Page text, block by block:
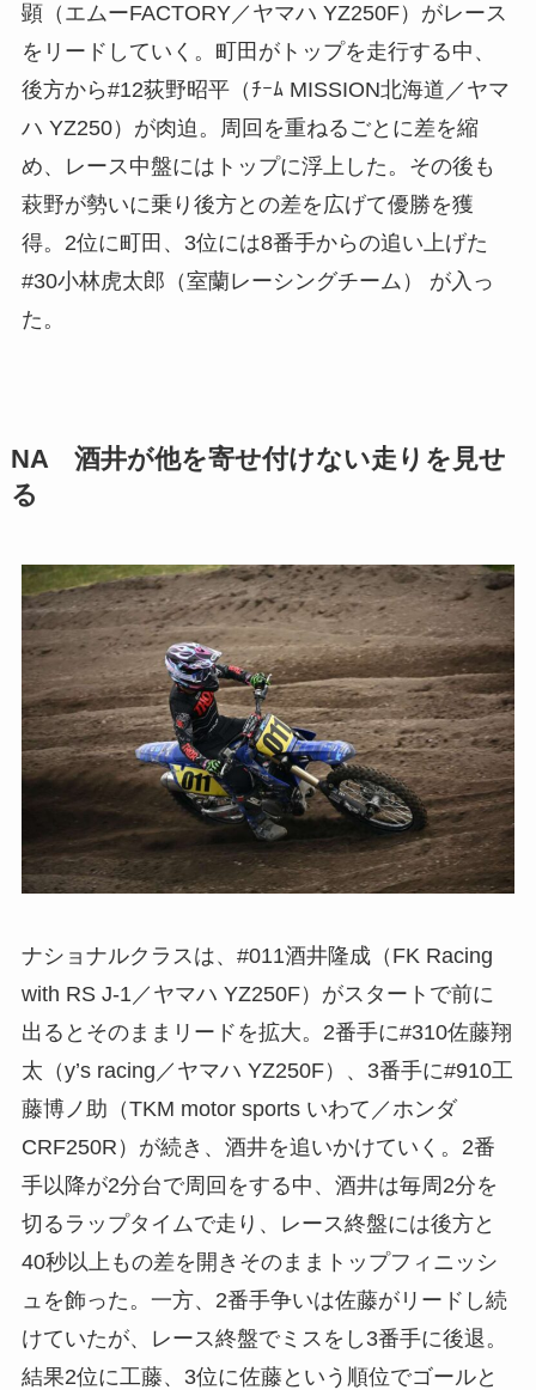
顕（エムーFACTORY／ヤマハ YZ250F）がレース
をリードしていく。町田がトップを走行する中、
後方から#12荻野昭平（ﾁｰﾑ MISSION北海道／ヤマ
ハ YZ250）が肉迫。周回を重ねるごとに差を縮
め、レース中盤にはトップに浮上した。その後も
萩野が勢いに乗り後方との差を広げて優勝を獲
得。2位に町田、3位には8番手からの追い上げた
#30小林虎太郎（室蘭レーシングチーム） が入っ
た。
NA 酒井が他を寄せ付けない走りを見せ
る
ナショナルクラスは、#011酒井隆成（FK Racing
with RS J-1／ヤマハ YZ250F）がスタートで前に
出るとそのままリードを拡大。2番手に#310佐藤翔
太（y’s racing／ヤマハ YZ250F）、3番手に#910工
藤博ノ助（TKM motor sports いわて／ホンダ
CRF250R）が続き、酒井を追いかけていく。2番
手以降が2分台で周回をする中、酒井は毎周2分を
切るラップタイムで走り、レース終盤には後方と
40秒以上もの差を開きそのままトップフィニッシ
ュを飾った。一方、2番手争いは佐藤がリードし続
けていたが、レース終盤でミスをし3番手に後退。
結果2位に工藤、3位に佐藤という順位でゴールと